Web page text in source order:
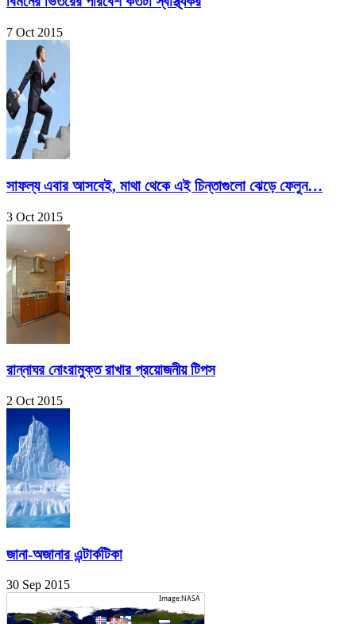
7 Oct 2015
সাফল্য এবার আসবেই, মাথা থেকে এই চিন্তাগুলো ঝেড়ে ফেলুন…
3 Oct 2015
রান্নাঘর নোংরামুক্ত রাখার প্রয়োজনীয় টিপস
2 Oct 2015
জানা-অজানার এন্টার্কটিকা
30 Sep 2015